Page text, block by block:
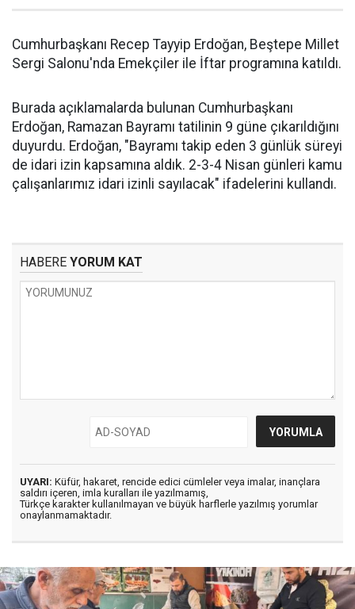
Cumhurbaşkanı Recep Tayyip Erdoğan, Beştepe Millet
Sergi Salonu'nda Emekçiler ile İftar programına katıldı.
Burada açıklamalarda bulunan Cumhurbaşkanı
Erdoğan, Ramazan Bayramı tatilinin 9 güne çıkarıldığını
duyurdu. Erdoğan, "Bayramı takip eden 3 günlük süreyi
de idari izin kapsamına aldık. 2-3-4 Nisan günleri kamu
çalışanlarımız idari izinli sayılacak" ifadelerini kullandı.
HABERE YORUM KAT
UYARI: Küfür, hakaret, rencide edici cümleler veya imalar, inançlara
saldırı içeren, imla kuralları ile yazılmamış,
Türkçe karakter kullanılmayan ve büyük harflerle yazılmış yorumlar
onaylanmamaktadır.